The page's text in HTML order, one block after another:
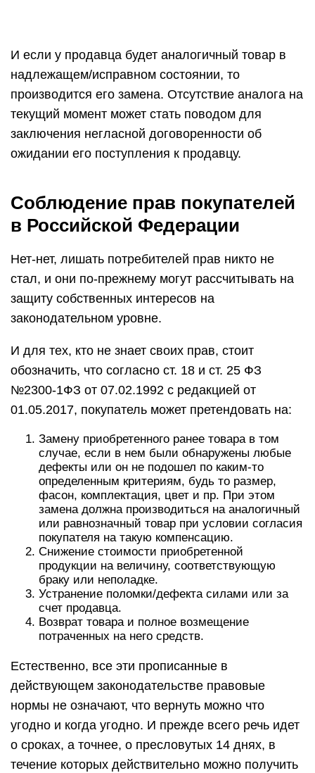
И если у продавца будет аналогичный товар в
надлежащем/исправном состоянии, то
производится его замена. Отсутствие аналога на
текущий момент может стать поводом для
заключения негласной договоренности об
ожидании его поступления к продавцу.
Соблюдение прав покупателей
в Российской Федерации
Нет-нет, лишать потребителей прав никто не
стал, и они по-прежнему могут рассчитывать на
защиту собственных интересов на
законодательном уровне.
И для тех, кто не знает своих прав, стоит
обозначить, что согласно ст. 18 и ст. 25 ФЗ
№2300-1ФЗ от 07.02.1992 с редакцией от
01.05.2017, покупатель может претендовать на:
Замену приобретенного ранее товара в том
случае, если в нем были обнаружены любые
дефекты или он не подошел по каким-то
определенным критериям, будь то размер,
фасон, комплектация, цвет и пр. При этом
замена должна производиться на аналогичный
или равнозначный товар при условии согласия
покупателя на такую компенсацию.
Снижение стоимости приобретенной
продукции на величину, соответствующую
браку или неполадке.
Устранение поломки/дефекта силами или за
счет продавца.
Возврат товара и полное возмещение
потраченных на него средств.
Естественно, все эти прописанные в
действующем законодательстве правовые
нормы не означают, что вернуть можно что
угодно и когда угодно. И прежде всего речь идет
о сроках, а точнее, о пресловутых 14 днях, в
течение которых действительно можно получить